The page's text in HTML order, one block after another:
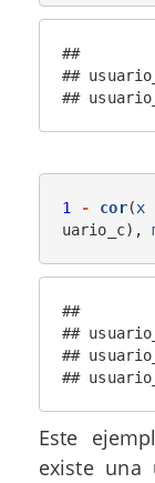
##
##
##
1 - cor(x
uario_c),
##
##
##
##
Este
existe una